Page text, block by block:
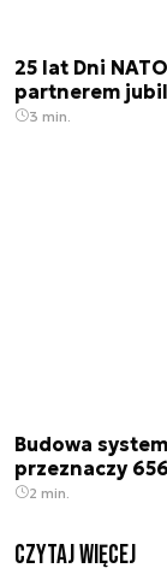
25 lat Dni
partnerem
3 min.
Budowa
przeznaczy
2 min.
czytaj więcej